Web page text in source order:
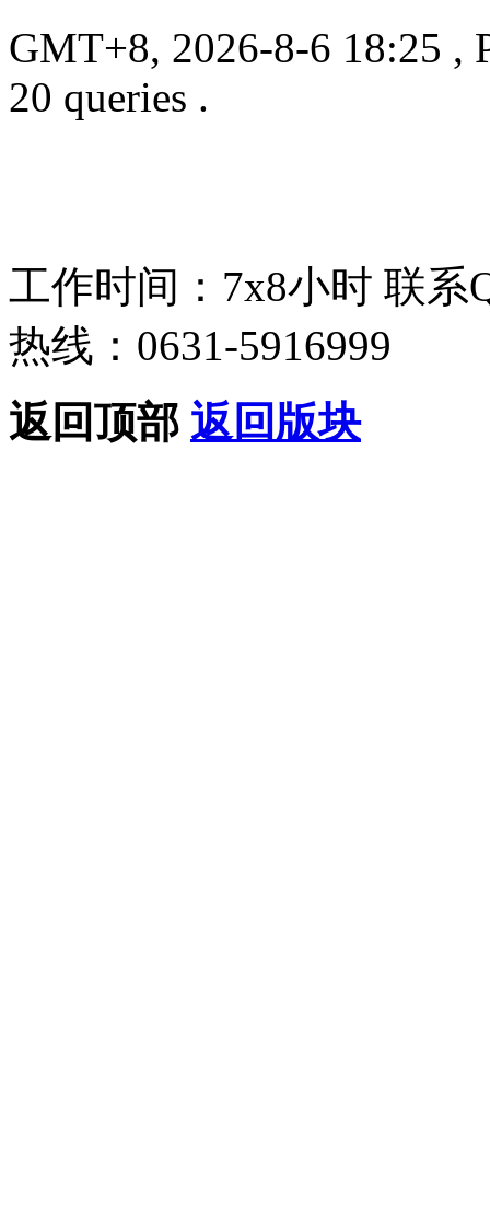
GMT+8, 2026-8-6 18:25 ,
20 queries .
工作时间：7x8小时 联系
热线：0631-5916999
返回顶部 返回版块